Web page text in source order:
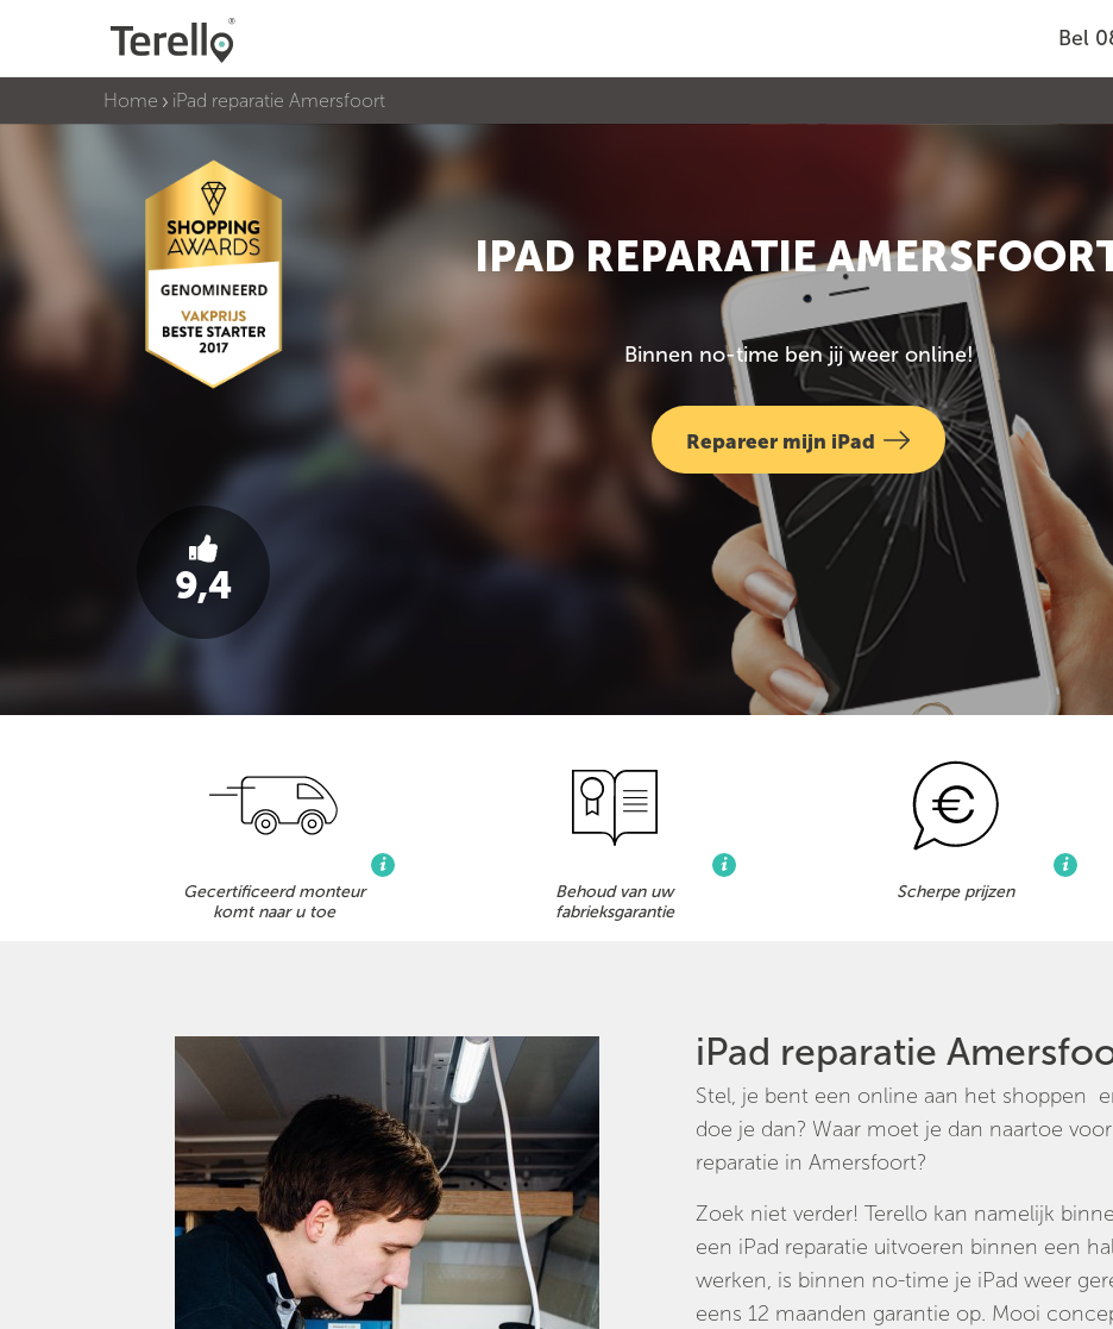
Bel
Home iPad reparatie Amersfoort
IPAD REPARATIE
Binnen no-time ben jij weer online!
Repareer mijn iPad
9,4
Gecertificeerd monteur
komt naar u toe
Behoud van uw
fabrieksgarantie
Scherpe prijzen
iPad reparatie
Stel, je bent een online aan het shoppen
doe je dan? Waar moet je dan naartoe
reparatie in Amersfoort?
Zoek niet verder! Terello kan namelijk
een iPad reparatie uitvoeren binnen een
werken, is binnen no-time je iPad weer
eens 12 maanden garantie op. Mooi